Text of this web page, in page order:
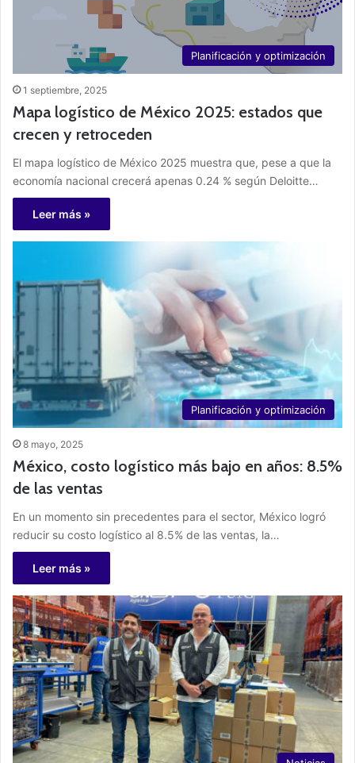
Planificación y optimización
1 septiembre, 2025
Mapa logístico de México 2025: estados que
crecen y retroceden
El mapa logístico de México 2025 muestra que, pese a que la
economía nacional crecerá apenas 0.24 % según Deloitte…
Leer más »
Planificación y optimización
8 mayo, 2025
México, costo logístico más bajo en años: 8.5%
de las ventas
En un momento sin precedentes para el sector, México logró
reducir su costo logístico al 8.5% de las ventas, la…
Leer más »